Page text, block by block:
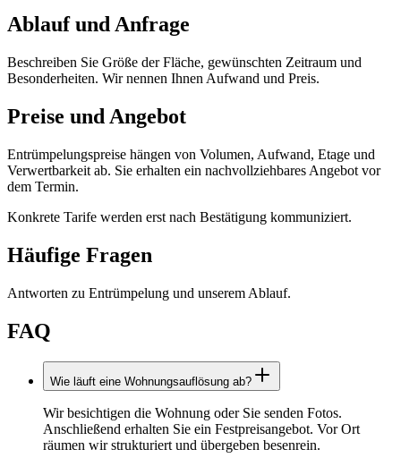
Ablauf und Anfrage
Beschreiben Sie Größe der Fläche, gewünschten Zeitraum und
Besonderheiten. Wir nennen Ihnen Aufwand und Preis.
Preise und Angebot
Entrümpelungspreise hängen von Volumen, Aufwand, Etage und
Verwertbarkeit ab. Sie erhalten ein nachvollziehbares Angebot vor
dem Termin.
Konkrete Tarife werden erst nach Bestätigung kommuniziert.
Häufige Fragen
Antworten zu Entrümpelung und unserem Ablauf.
FAQ
Wie läuft eine Wohnungsauflösung ab?
Wir besichtigen die Wohnung oder Sie senden Fotos.
Anschließend erhalten Sie ein Festpreisangebot. Vor Ort
räumen wir strukturiert und übergeben besenrein.